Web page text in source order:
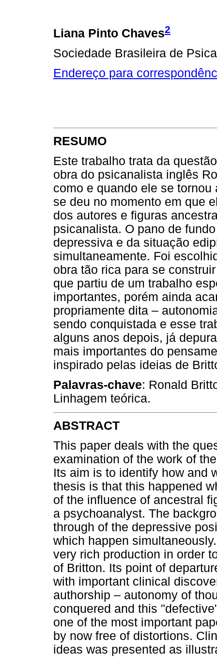
Liana Pinto Chaves2
Sociedade Brasileira de
Endereço para
RESUMO
Este trabalho trata da
obra do psicanalista inglês
como e quando ele se
se deu no momento em que
dos autores e figuras
psicanalista. O pano de
depressiva e da situação
simultaneamente. Foi
obra tão rica para se
que partiu de um trabalho
importantes, porém ainda
propriamente dita –
sendo conquistada e esse
alguns anos depois, já
mais importantes do
inspirado pelas ideias de
Palavras-chave: Ronald
Linhagem teórica.
ABSTRACT
This paper deals with the
examination of the work of
Its aim is to identify how and
thesis is that this happened
of the influence of ancestral
a psychoanalyst. The
through of the depressive
which happen
very rich production in order
of Britton. Its point of
with important clinical
authorship – autonomy of
conquered and this
one of the most important
by now free of distortions.
ideas was presented as